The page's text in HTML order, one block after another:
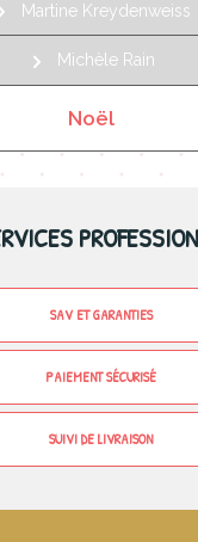
Martine Kreydenweiss
Michèle Rain
Noël
SAV ET GARANTIES
PAIEMENT SÉCURISÉ
SUIVI DE LIVRAISON